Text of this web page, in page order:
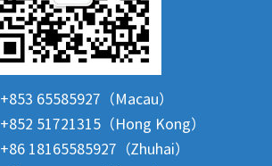
+853 65585927（Macau）
+852 51721315（Hong Kong）
+86 18165585927（Zhuhai）